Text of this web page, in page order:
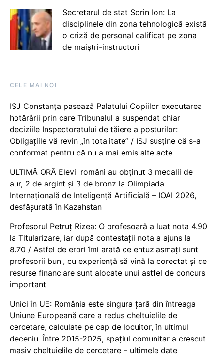
Secretarul de stat Sorin Ion: La
disciplinele din zona tehnologică există
o criză de personal calificat pe zona
de maiștri-instructori
CELE MAI NOI
ISJ Constanța pasează Palatului Copiilor executarea
hotărârii prin care Tribunalul a suspendat chiar
deciziile Inspectoratului de tăiere a posturilor:
Obligațiile vă revin „în totalitate” / ISJ susține că s-a
conformat pentru că nu a mai emis alte acte
ULTIMĂ ORĂ Elevii români au obținut 3 medalii de
aur, 2 de argint și 3 de bronz la Olimpiada
Internațională de Inteligență Artificială – IOAI 2026,
desfășurată în Kazahstan
Profesorul Petruț Rizea: O profesoară a luat nota 4.90
la Titularizare, iar după contestații nota a ajuns la
8.70 / Astfel de erori îmi arată ce entuziasmați sunt
profesorii buni, cu experiență să vină la corectat și ce
resurse financiare sunt alocate unui astfel de concurs
important
Unici în UE: România este singura țară din întreaga
Uniune Europeană care a redus cheltuielile de
cercetare, calculate pe cap de locuitor, în ultimul
deceniu. Între 2015-2025, spațiul comunitar a crescut
masiv cheltuielile de cercetare – ultimele date